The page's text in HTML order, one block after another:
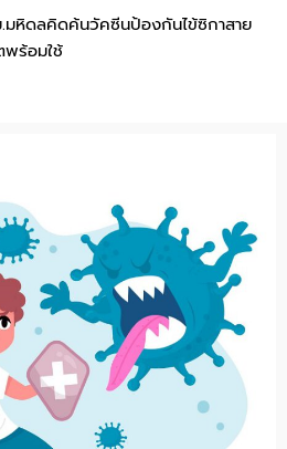
มหิดลคิดค้นวัคซีนป้องกันไข้ซิกาสาย
ร้อมใช้